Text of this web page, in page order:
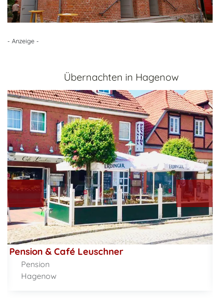
- Anzeige -
Übernachten in Hagenow
Pension & Café Leuschner
Pension
Hagenow